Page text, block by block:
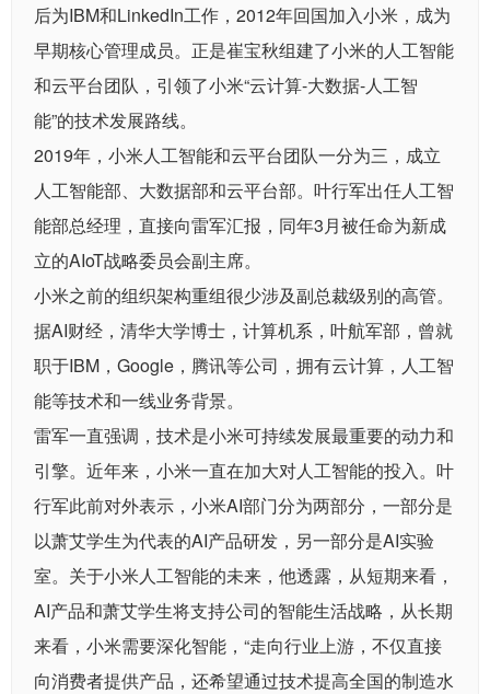
后为IBM和LinkedIn工作，2012年回国加入小米，成为
早期核心管理成员。正是崔宝秋组建了小米的人工智能
和云平台团队，引领了小米“云计算-大数据-人工智
能”的技术发展路线。
2019年，小米人工智能和云平台团队一分为三，成立
人工智能部、大数据部和云平台部。叶行军出任人工智
能部总经理，直接向雷军汇报，同年3月被任命为新成
立的AIoT战略委员会副主席。
小米之前的组织架构重组很少涉及副总裁级别的高管。
据AI财经，清华大学博士，计算机系，叶航军部，曾就
职于IBM，Google，腾讯等公司，拥有云计算，人工智
能等技术和一线业务背景。
雷军一直强调，技术是小米可持续发展最重要的动力和
引擎。近年来，小米一直在加大对人工智能的投入。叶
行军此前对外表示，小米AI部门分为两部分，一部分是
以萧艾学生为代表的AI产品研发，另一部分是AI实验
室。关于小米人工智能的未来，他透露，从短期来看，
AI产品和萧艾学生将支持公司的智能生活战略，从长期
来看，小米需要深化智能，“走向行业上游，不仅直接
向消费者提供产品，还希望通过技术提高全国的制造水